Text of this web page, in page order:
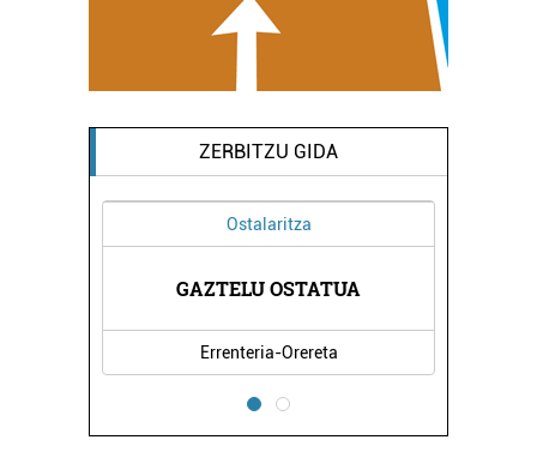
ZERBITZU GIDA
Ostalaritza
GAZTELU OSTATUA
Errenteria-Orereta